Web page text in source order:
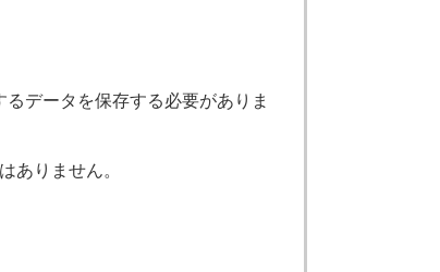
データを保存する必要がありま
ありません。